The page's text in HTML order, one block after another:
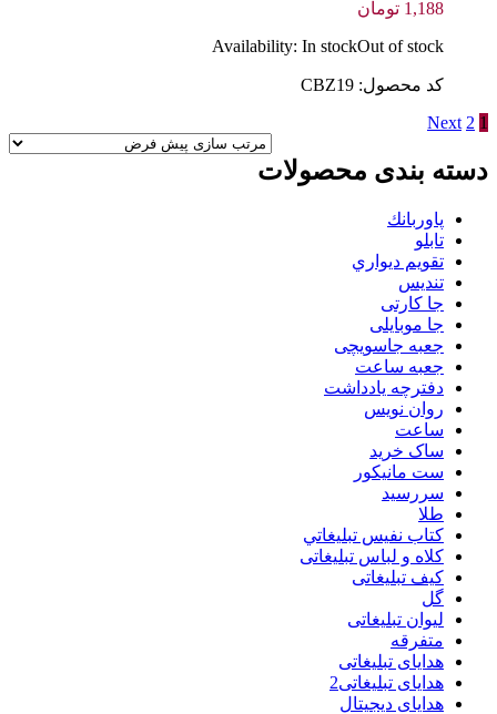
1,188 تومان
Availability: In stockOut of stock
کد محصول: CBZ19
1
2
Next
دسته بندی محصولات
پاوربانك
تابلو
تقويم ديواري
تنديس
جا کارتی
جا موبایلی
جعبه جاسویچی
جعبه ساعت
دفترچه یادداشت
روان نويس
ساعت
ساک خرید
ست مانيكور
سررسید
طلا
كتاب نفيس تبليغاتي
کلاه و لباس تبلیغاتی
کیف تبلیغاتی
گل
لیوان تبلیغاتی
متفرقه
هدایای تبلیغاتی
هدایای تبلیغاتی2
هدایای دیجیتال